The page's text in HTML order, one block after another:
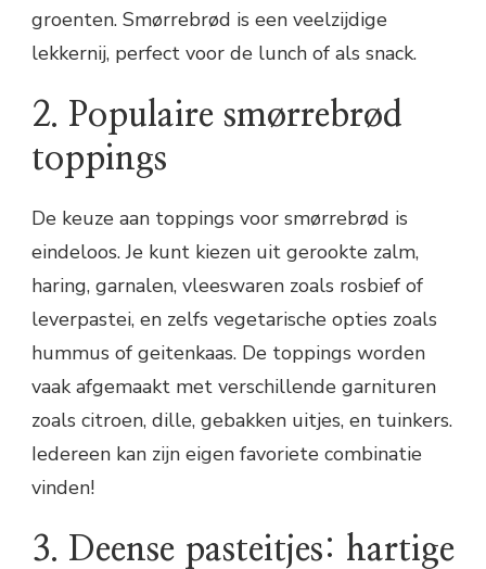
groenten. Smørrebrød is een veelzijdige
lekkernij, perfect voor de lunch of als snack.
2. Populaire smørrebrød
toppings
De keuze aan toppings voor smørrebrød is
eindeloos. Je kunt kiezen uit gerookte zalm,
haring, garnalen, vleeswaren zoals rosbief of
leverpastei, en zelfs vegetarische opties zoals
hummus of geitenkaas. De toppings worden
vaak afgemaakt met verschillende garnituren
zoals citroen, dille, gebakken uitjes, en tuinkers.
Iedereen kan zijn eigen favoriete combinatie
vinden!
3. Deense pasteitjes: hartige